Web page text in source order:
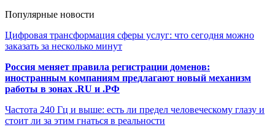
Популярные новости
Цифровая трансформация сферы услуг: что сегодня можно
заказать за несколько минут
Россия меняет правила регистрации доменов:
иностранным компаниям предлагают новый механизм
работы в зонах .RU и .РФ
Частота 240 Гц и выше: есть ли предел человеческому глазу и
стоит ли за этим гнаться в реальности